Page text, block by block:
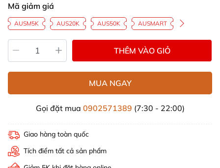
Mã giảm giá
AUSM5K AUS20K AUS50K AUSMART
THÊM VÀO GIỎ
MUA NGAY
Gọi đặt mua 0902571389 (7:30 - 22:00)
Giao hàng toàn quốc
Tích điểm tất cả sản phẩm